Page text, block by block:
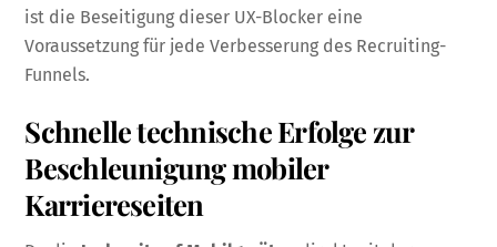
ist die Beseitigung dieser UX-Blocker eine
Voraussetzung für jede Verbesserung des Recruiting-
Funnels.
Schnelle technische Erfolge zur
Beschleunigung mobiler
Karriereseiten